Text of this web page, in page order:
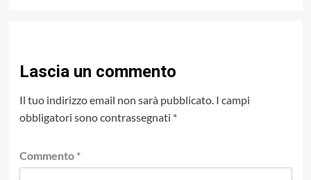
Lascia un commento
Il tuo indirizzo email non sarà pubblicato. I campi
obbligatori sono contrassegnati *
Commento *